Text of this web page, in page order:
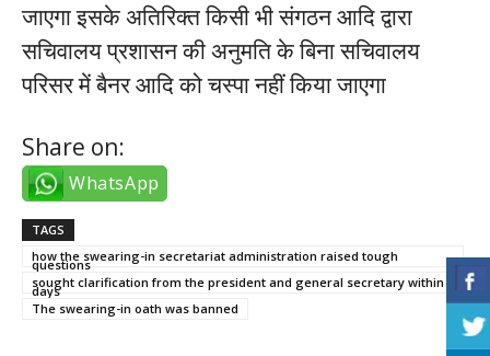
जाएगा इसके अतिरिक्त किसी भी संगठन आदि द्वारा
सचिवालय प्रशासन की अनुमति के बिना सचिवालय
परिसर में बैनर आदि को चस्पा नहीं किया जाएगा
Share on:
WhatsApp
TAGS
how the swearing-in secretariat administration raised tough
questions
sought clarification from the president and general secretary within 7
days
The swearing-in oath was banned